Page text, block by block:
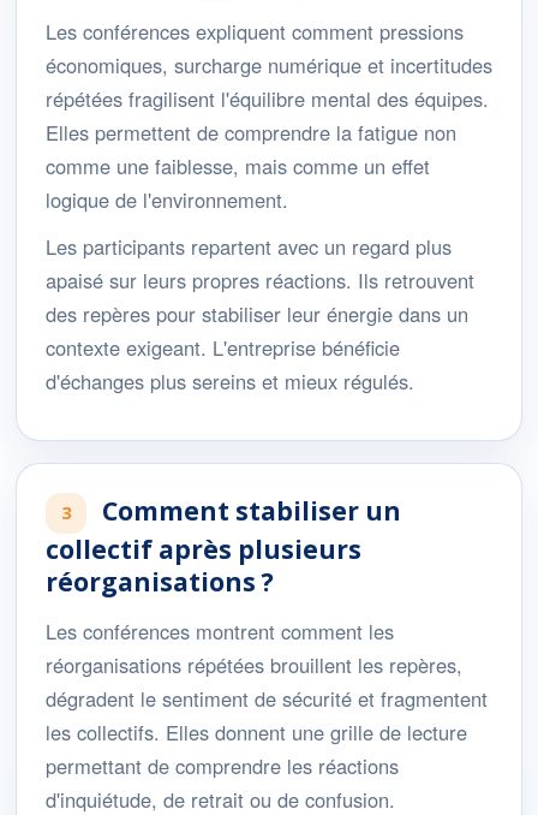
Les conférences expliquent comment pressions
économiques, surcharge numérique et incertitudes
répétées fragilisent l'équilibre mental des équipes.
Elles permettent de comprendre la fatigue non
comme une faiblesse, mais comme un effet
logique de l'environnement.
Les participants repartent avec un regard plus
apaisé sur leurs propres réactions. Ils retrouvent
des repères pour stabiliser leur énergie dans un
contexte exigeant. L'entreprise bénéficie
d'échanges plus sereins et mieux régulés.
3
Comment stabiliser un
collectif après plusieurs
réorganisations ?
Les conférences montrent comment les
réorganisations répétées brouillent les repères,
dégradent le sentiment de sécurité et fragmentent
les collectifs. Elles donnent une grille de lecture
permettant de comprendre les réactions
d'inquiétude, de retrait ou de confusion.